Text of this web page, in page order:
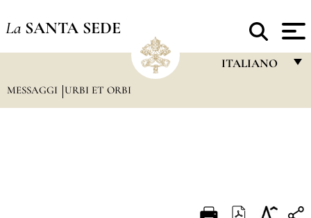
La SANTA SEDE
ITALIANO
MESSAGGI URBI ET ORBI